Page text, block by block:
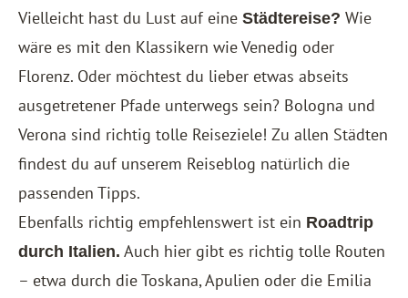
Vielleicht hast du Lust auf eine Städtereise? Wie
wäre es mit den Klassikern wie Venedig oder
Florenz. Oder möchtest du lieber etwas abseits
ausgetretener Pfade unterwegs sein? Bologna und
Verona sind richtig tolle Reiseziele! Zu allen Städten
findest du auf unserem Reiseblog natürlich die
passenden Tipps.
Ebenfalls richtig empfehlenswert ist ein Roadtrip
durch Italien. Auch hier gibt es richtig tolle Routen
– etwa durch die Toskana, Apulien oder die Emilia